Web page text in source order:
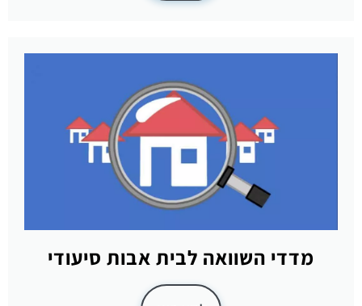
מדדי השוואה לבית אבות סיעודי